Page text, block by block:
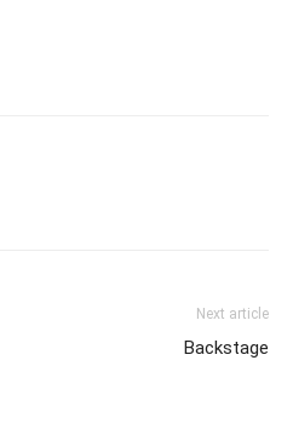
Next article
Backstage